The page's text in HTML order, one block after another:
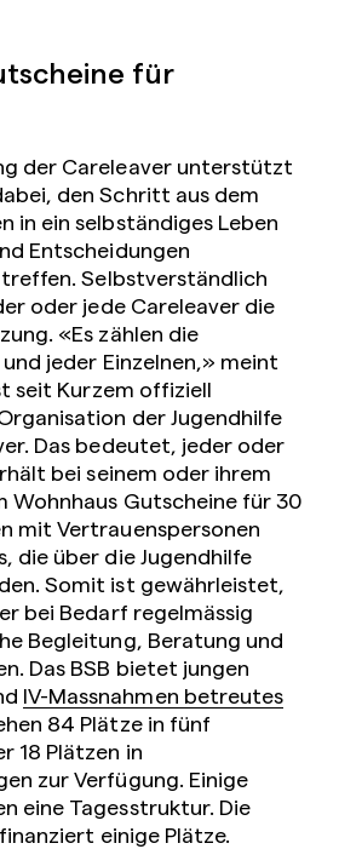
für
der Careleaver unterstützt
den Schritt aus dem
in ein selbständiges Leben
Entscheidungen
Selbstverständlich
oder jede Careleaver die
«Es zählen die
jeder Einzelnen,» meint
seit Kurzem offiziell
der Jugendhilfe
Das bedeutet, jeder oder
bei seinem oder ihrem
Wohnhaus Gutscheine für 30
mit Vertrauenspersonen
die über die Jugendhilfe
Somit ist gewährleistet,
bei Bedarf regelmässig
Begleitung, Beratung und
Das BSB bietet jungen
IV-Massnahmen betreutes
84 Plätze in fünf
18 Plätzen in
zur Verfügung. Einige
eine Tagesstruktur. Die
einige Plätze.